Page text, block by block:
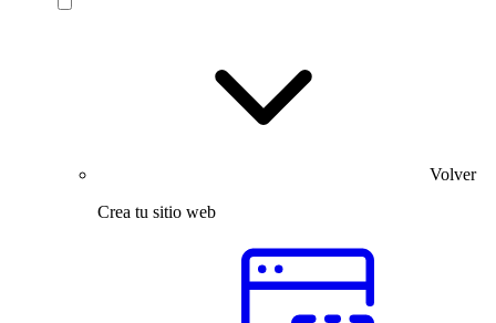
Volver
Crea tu sitio web